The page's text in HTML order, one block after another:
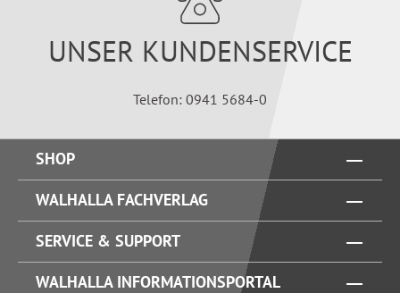
UNSER KUNDENSERVICE
Telefon: 0941 5684-0
SHOP
WALHALLA FACHVERLAG
SERVICE & SUPPORT
WALHALLA INFORMATIONSPORTAL